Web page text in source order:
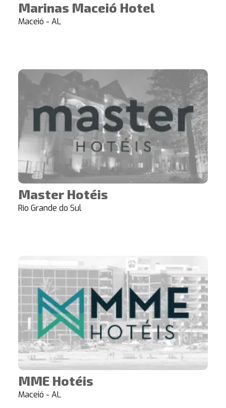
Marinas Maceió Hotel
Maceió - AL
Master Hotéis
Rio Grande do Sul
MME Hotéis
Maceió - AL